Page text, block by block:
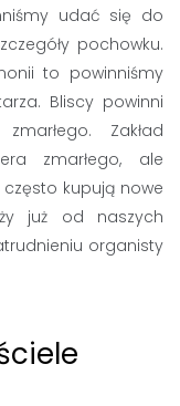
udać się do
pochowku.
to powinniśmy
Bliscy powinni
Zakład
zmarłego, ale
kupują nowe
już od naszych
organisty